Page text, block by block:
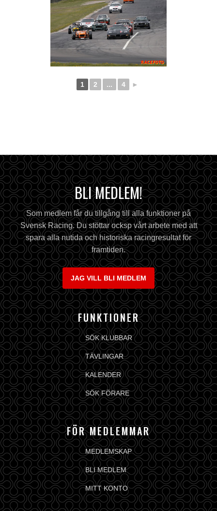
1 2 ... 4 ►
BLI MEDLEM!
Som medlem får du tillgång till alla funktioner på
Svensk Racing. Du stöttar ocksp vårt arbete med att
spara alla nutida och historiska racingresultat för
framtiden.
JAG VILL BLI MEDLEM
FUNKTIONER
SÖK KLUBBAR
TÄVLINGAR
KALENDER
SÖK FÖRARE
FÖR MEDLEMMAR
MEDLEMSKAP
BLI MEDLEM
MITT KONTO